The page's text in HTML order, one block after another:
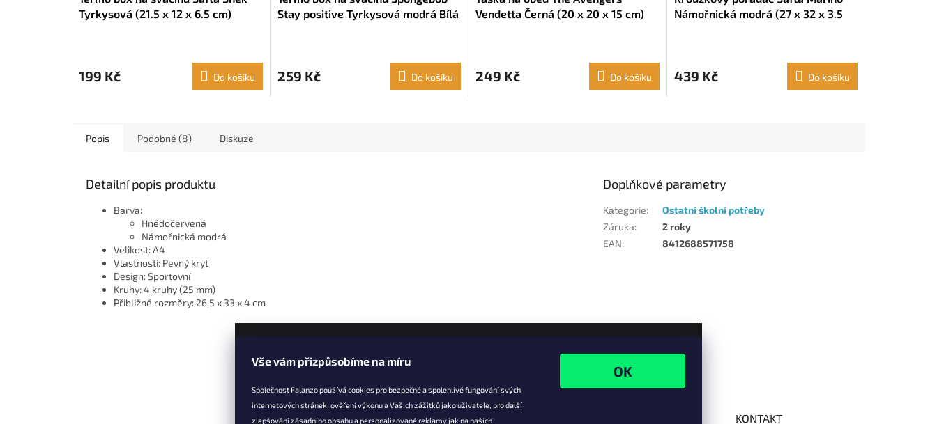
Vše vám přizpůsobíme na míru
Společnost Falanzo používá cookies pro bezpečné a spolehlivé fungování svých
internetových stránek, ověření výkonu a Vašich zážitků jako uživatele, pro další
zlepšování zásadního obsahu a personalizované reklamy jak na našich
Tyrkysová (21.5 x 12 x 6.5 cm)
199 Kč Do košíku
Stay positive Tyrkysová modrá Bílá
259 Kč Do košíku
Vendetta Černá (20 x 20 x 15 cm)
249 Kč Do košíku
Námořnická modrá (27 x 32 x 3.5
439 Kč Do košíku
Popis Podobné (8) Diskuze
Detailní popis produktu
Barva:
Hnědočervená
Námořnická modrá
Velikost: A4
Vlastnosti: Pevný kryt
Design: Sportovní
Kruhy: 4 kruhy (25 mm)
Přibližné rozměry: 26,5 x 33 x 4 cm
Doplňkové parametry
Kategorie:
Ostatní školní potřeby
Záruka:
2 roky
EAN: 8412688571758
KONTAKT